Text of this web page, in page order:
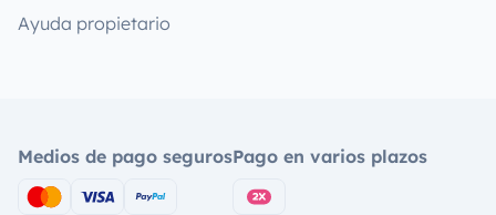
Ayuda propietario
Medios de pago segurosPago en varios plazos